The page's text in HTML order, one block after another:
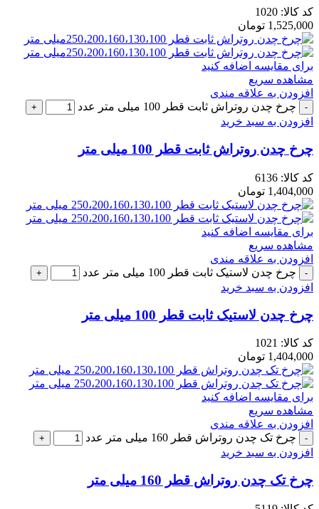
کد کالا: 1020
1,525,000 تومان
برای مقایسه اضافه کنید
مشاهده سریع
افزودن به علاقه مندی
چرخ چدن روتراش ثابت قطر 100 میلی متر عدد
افزودن به سبد خرید
چرخ چدن روتراش ثابت قطر 100 میلی متر
کد کالا: 6136
1,404,000 تومان
برای مقایسه اضافه کنید
مشاهده سریع
افزودن به علاقه مندی
چرخ چدن لاستیک ثابت قطر 100 میلی متر عدد
افزودن به سبد خرید
چرخ چدن لاستیک ثابت قطر 100 میلی متر
کد کالا: 1021
1,404,000 تومان
برای مقایسه اضافه کنید
مشاهده سریع
افزودن به علاقه مندی
چرخ تک چدن روتراش قطر 160 میلی متر عدد
افزودن به سبد خرید
چرخ تک چدن روتراش قطر 160 میلی متر